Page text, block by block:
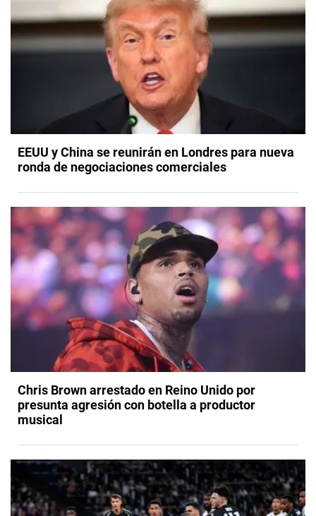
EEUU y China se reunirán en Londres para nueva
ronda de negociaciones comerciales
Chris Brown arrestado en Reino Unido por
presunta agresión con botella a productor
musical